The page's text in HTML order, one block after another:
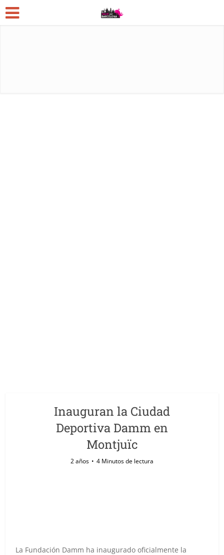
Inauguran la Ciudad
Deportiva Damm en
Montjuïc
2 años 4 Minutos de lectura
La Fundación Damm ha inaugurado oficialmente la